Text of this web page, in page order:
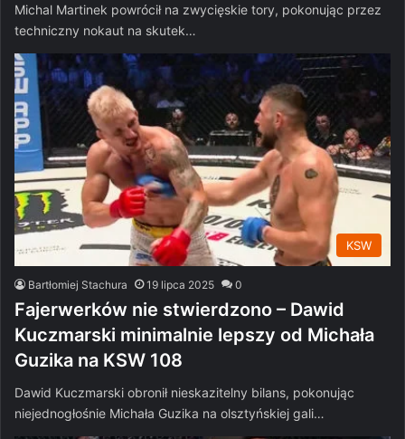
Michal Martinek powrócił na zwycięskie tory, pokonując przez
techniczny nokaut na skutek…
KSW
Bartłomiej Stachura 19 lipca 2025 0
Fajerwerków nie stwierdzono – Dawid
Kuczmarski minimalnie lepszy od Michała
Guzika na KSW 108
Dawid Kuczmarski obronił nieskazitelny bilans, pokonując
niejednogłośnie Michała Guzika na olsztyńskiej gali…